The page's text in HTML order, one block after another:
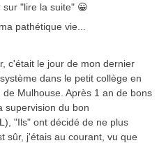
"lire la suite" 😀
pathétique vie...
c'était le jour de mon dernier
dans le petit collège en
Mulhouse. Après 1 an de bons
supervision du bon
"Ils" ont décidé de ne plus
sûr, j'étais au courant, vu que